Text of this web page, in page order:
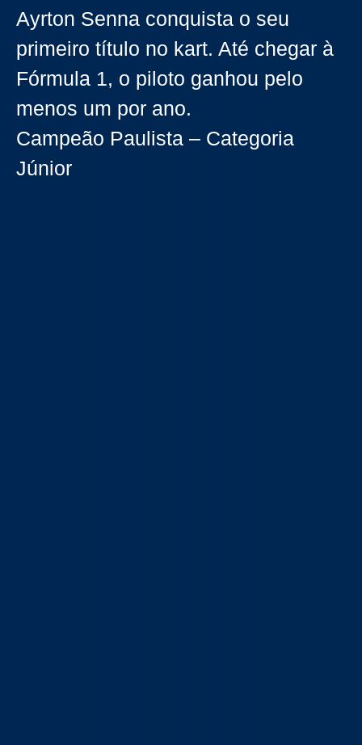
Ayrton Senna conquista o seu
primeiro título no kart. Até chegar à
Fórmula 1, o piloto ganhou pelo
menos um por ano.
Campeão Paulista – Categoria
Júnior